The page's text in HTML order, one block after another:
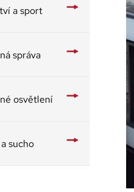
a sport
správa
osvětlení
sucho